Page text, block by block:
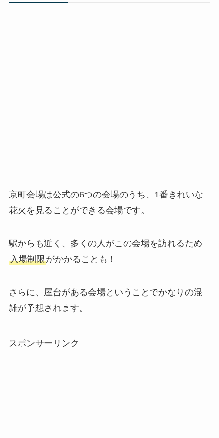
京町会場は公式の6つの会場のうち、1番きれいな
花火を見ることができる会場です。
駅からも近く、多くの人がこの会場を訪れるため
入場制限がかかることも！
さらに、屋台がある会場ということでかなりの混
雑が予想されます。
スポンサーリンク